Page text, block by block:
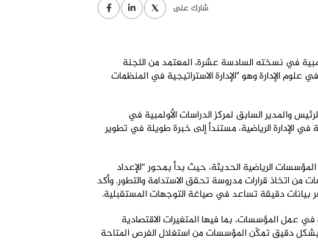
شارك على
في نسخته السادسة عشرة، المعتمد من اللجنة
علوم الإدارة وهو "الإدارة الاستراتيجية في المنظمات
تقديم سلسلة من المحاضرات التي قادها البروفيسور مايك دويغنان، المحاضر بجامعة باريس 1 والرئيس والمدير السابق لمركز الدراسات الأولمبية في
الإدارة الرياضية، مستنداً إلى خبرة طويلة في تطوير
الرياضية الحديثة، حيث بدأ بمحور “الإعداد
من اتخاذ قرارات مدروسة تحقق الاستدامة والتطور. وأكد
بيانات دقيقة تساعد في صياغة التوجهات المستقبلية.
عمل المؤسسات، بما فيها المتغيرات الاقتصادية
بشكل دقيق تمكّن المؤسسات من استغلال الفرص المتاحة